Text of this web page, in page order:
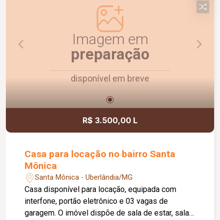
Imagem em
preparação
disponível em breve
R$ 3.500,00 L
Casa para locação no bairro Santa
Mônica
Santa Mônica - Uberlândia/MG
Casa disponível para locação, equipada com
interfone, portão eletrônico e 03 vagas de
garagem. O imóvel dispõe de sala de estar, sala